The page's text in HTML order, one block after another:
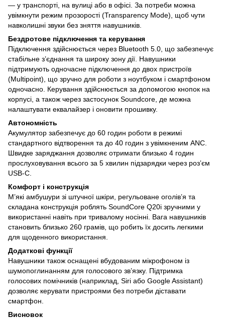
— у транспорті, на вулиці або в офісі. За потреби можна
увімкнути режим прозорості (Transparency Mode), щоб чути
навколишні звуки без зняття навушників.
Бездротове підключення та керування
Підключення здійснюється через Bluetooth 5.0, що забезпечує
стабільне з’єднання та широку зону дії. Навушники
підтримують одночасне підключення до двох пристроїв
(Multipoint), що зручно для роботи з ноутбуком і смартфоном
одночасно. Керування здійснюється за допомогою кнопок на
корпусі, а також через застосунок Soundcore, де можна
налаштувати еквалайзер і оновити прошивку.
Автономність
Акумулятор забезпечує до 60 годин роботи в режимі
стандартного відтворення та до 40 годин з увімкненим ANC.
Швидке заряджання дозволяє отримати близько 4 годин
прослуховування всього за 5 хвилин підзарядки через розʼєм
USB-C.
Комфорт і конструкція
М’які амбушури зі штучної шкіри, регульоване оголів’я та
складана конструкція роблять SoundCore Q20i зручними у
використанні навіть при тривалому носінні. Вага навушників
становить близько 260 грамів, що робить їх досить легкими
для щоденного використання.
Додаткові функції
Навушники також оснащені вбудованим мікрофоном із
шумопоглинанням для голосового зв’язку. Підтримка
голосових помічників (наприклад, Siri або Google Assistant)
дозволяє керувати пристроями без потреби діставати
смартфон.
Висновок